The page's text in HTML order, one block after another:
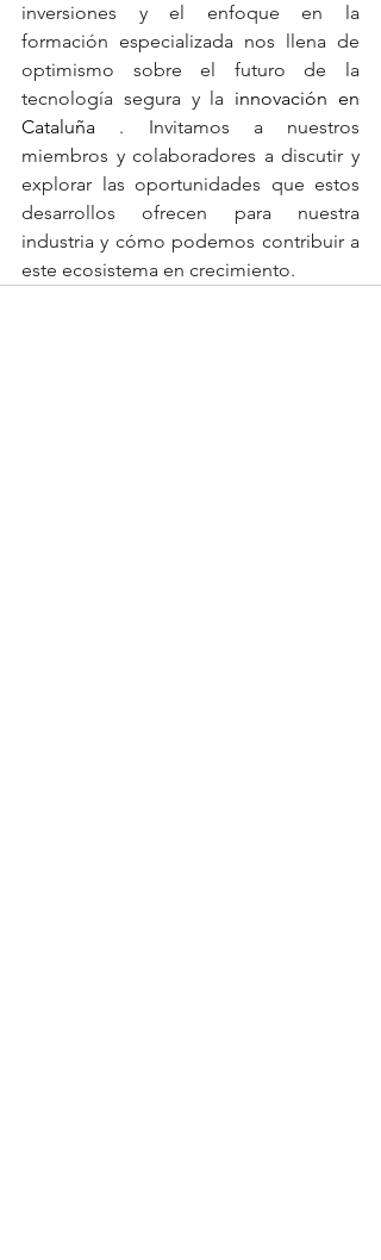
inversiones y el enfoque en la
formación especializada nos llena de
optimismo sobre el futuro de la
tecnología segura y la innovación en
Cataluña . Invitamos a nuestros
miembros y colaboradores a discutir y
explorar las oportunidades que estos
desarrollos ofrecen para nuestra
industria y cómo podemos contribuir a
este ecosistema en crecimiento.